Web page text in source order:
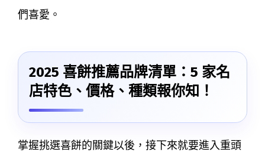
們喜愛。
2025 喜餅推薦品牌清單：5 家名
店特色、價格、種類報你知！
掌握挑選喜餅的關鍵以後，接下來就要進入重頭